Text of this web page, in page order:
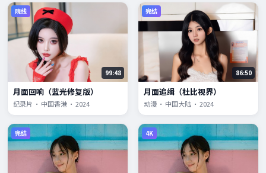
院线
99:48
月面回响（蓝光修复版）
纪录片 · 中国香港 · 2024
完结
86:50
月面追缉（杜比视界）
动漫 · 中国大陆 · 2024
完结 4K